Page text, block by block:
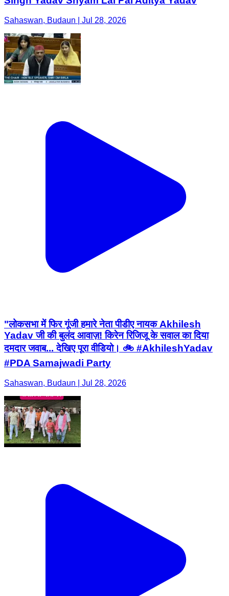
Sahaswan, Budaun | Jul 28, 2026
"लोकसभा में फिर गूंजी हमारे नेता पीडीए नायक Akhilesh
Yadav जी की बुलंद आवाज़! किरेन रिजिजू के सवाल का दिया
दमदार जवाब... देखिए पूरा वीडियो। 🚲 #AkhileshYadav
#PDA Samajwadi Party
Sahaswan, Budaun | Jul 28, 2026